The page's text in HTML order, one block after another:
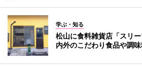
学ぶ・知る
松山に食料雑貨店「スリ
内外のこだわり食品や調